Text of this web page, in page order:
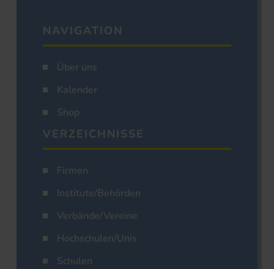
NAVIGATION
Über uns
Kalender
Shop
VERZEICHNISSE
Firmen
Institute/Behörden
Verbände/Vereine
Hochschulen/Unis
Schulen